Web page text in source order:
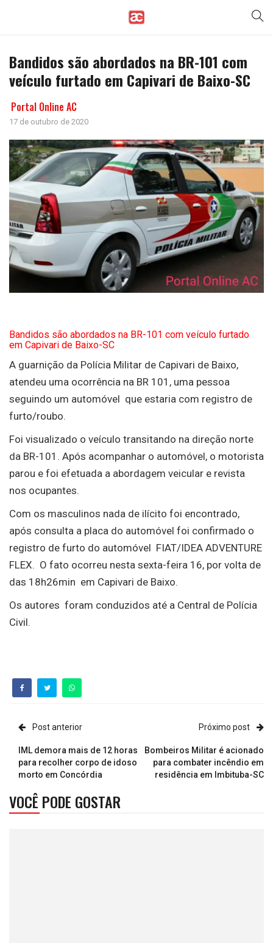
Bandidos são abordados na BR-101 com
veículo furtado em Capivari de Baixo-SC
Portal Online AC
17 de outubro de 2020
Bandidos são abordados na BR-101 com veículo furtado
em Capivari de Baixo-SC
A guarnição da Polícia Militar de Capivari de Baixo,
atendeu uma ocorrência na BR 101, uma pessoa
seguindo um automóvel que estaria com registro de
furto/roubo.
Foi visualizado o veículo transitando na direção norte
da BR-101. Após acompanhar o automóvel, o motorista
parou e foi efetuada a abordagem veicular e revista
nos ocupantes.
Com os masculinos nada de ilícito foi encontrado,
após consulta a placa do automóvel foi confirmado o
registro de furto do automóvel FIAT/IDEA ADVENTURE
FLEX. O fato ocorreu nesta sexta-feira 16, por volta de
das 18h26min em Capivari de Baixo.
Os autores foram conduzidos até a Central de Polícia
Civil.
Post anterior
IML demora mais de 12 horas
para recolher corpo de idoso
morto em Concórdia
Próximo post
Bombeiros Militar é acionado
para combater incêndio em
residência em Imbituba-SC
VOCÊ PODE GOSTAR